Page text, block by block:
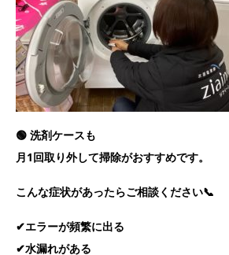
🟢 洗剤ケースも
月1回取り外して掃除がおすすめです。
こんな症状があったらご相談ください📞
✔エラーが頻繁に出る
✔水漏れがある